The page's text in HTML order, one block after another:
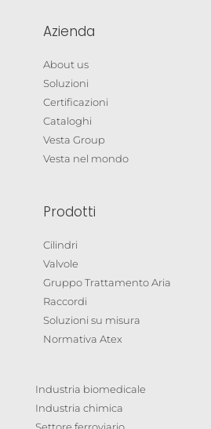
Azienda
About us
Soluzioni
Certificazioni
Cataloghi
Vesta Group
Vesta nel mondo
Prodotti
Cilindri
Valvole
Gruppo Trattamento Aria
Raccordi
Soluzioni su misura
Normativa Atex
Industria biomedicale
Industria chimica